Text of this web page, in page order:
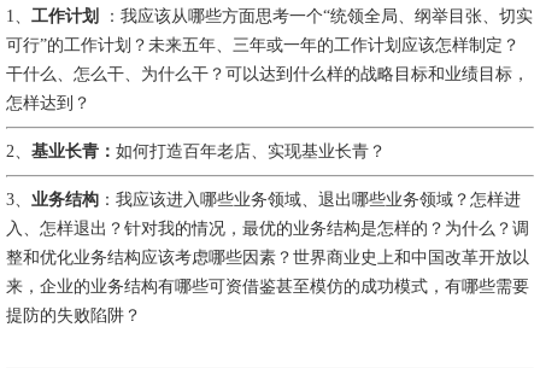
1、 工作计划
：我应该从哪些方面思考一个“统领全局、纲举目张、切实
可行”的工作计划？未来五年、三年或一年的工作计划应该怎样制定？
干什么、怎么干、为什么干？可以达到什么样的战略目标和业绩目标，
怎样达到？
2、 基业长青 ： 如何打造百年老店、实现基业长青？
3、 业务结构 ：我应该进入哪些业务领域、退出哪些业务领域？怎样进
入、怎样退出？针对我的情况，最优的业务结构是怎样的？为什么？调
整和优化业务结构应该考虑哪些因素？世界商业史上和中国改革开放以
来，企业的业务结构有哪些可资借鉴甚至模仿的成功模式，有哪些需要
提防的失败陷阱？